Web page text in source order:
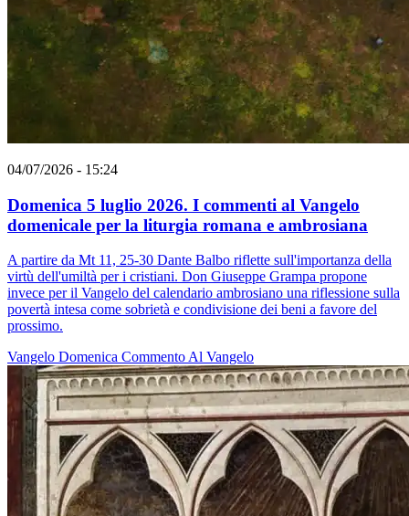
04/07/2026 - 15:24
Domenica 5 luglio 2026. I commenti al Vangelo
domenicale per la liturgia romana e ambrosiana
A partire da Mt 11, 25-30 Dante Balbo riflette sull'importanza della
virtù dell'umiltà per i cristiani. Don Giuseppe Grampa propone
invece per il Vangelo del calendario ambrosiano una riflessione sulla
povertà intesa come sobrietà e condivisione dei beni a favore del
prossimo.
Vangelo Domenica Commento Al Vangelo